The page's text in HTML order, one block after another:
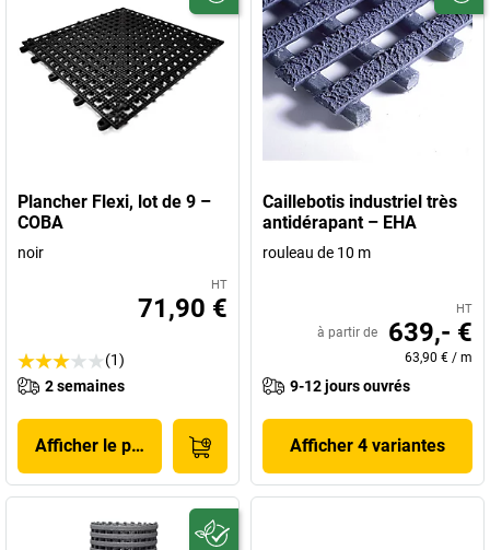
Plancher Flexi, lot de 9 –
COBA
noir
HT
71,90 €
(1)
2 semaines
Afficher le produit
Caillebotis industriel très
antidérapant – EHA
rouleau de 10 m
HT
à partir de 639,- €
63,90 € / m
9-12 jours ouvrés
Afficher 4 variantes